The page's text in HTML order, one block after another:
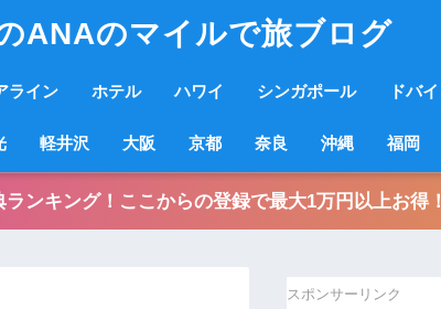
ANAのマイルで旅ブログ
ライン ホテル ハワイ シンガポール ドバイ
軽井沢 大阪 京都 奈良 沖縄 福岡
ンキング！ここからの登録で最大1万円以上お得！
スポンサーリンク